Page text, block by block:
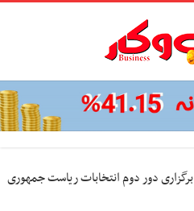
برگزاری دور دوم انتخابات ریاست جمهوری